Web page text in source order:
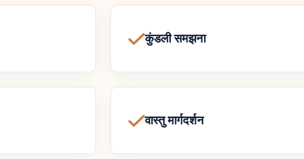
कुंडली समझना
वास्तु मार्गदर्शन